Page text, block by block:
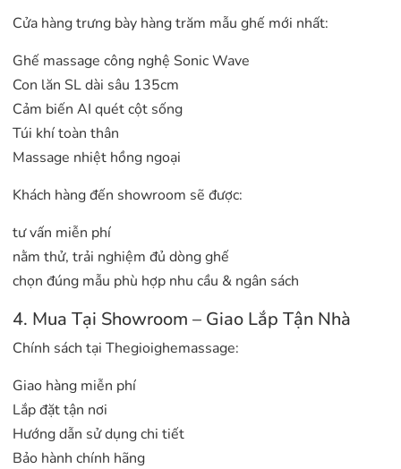
Cửa hàng trưng bày hàng trăm mẫu ghế mới nhất:
Ghế massage công nghệ Sonic Wave
Con lăn SL dài sâu 135cm
Cảm biến AI quét cột sống
Túi khí toàn thân
Massage nhiệt hồng ngoại
Khách hàng đến showroom sẽ được:
tư vấn miễn phí
nằm thử, trải nghiệm đủ dòng ghế
chọn đúng mẫu phù hợp nhu cầu & ngân sách
4. Mua Tại Showroom – Giao Lắp Tận Nhà
Chính sách tại Thegioighemassage:
Giao hàng miễn phí
Lắp đặt tận nơi
Hướng dẫn sử dụng chi tiết
Bảo hành chính hãng